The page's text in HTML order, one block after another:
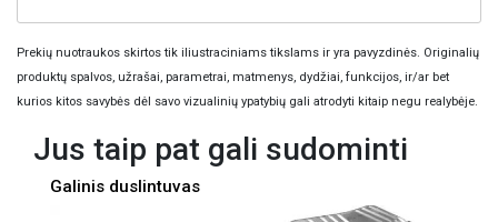
Prekių nuotraukos skirtos tik iliustraciniams tikslams ir yra pavyzdinės. Originalių
produktų spalvos, užrašai, parametrai, matmenys, dydžiai, funkcijos, ir/ar bet
kurios kitos savybės dėl savo vizualinių ypatybių gali atrodyti kitaip negu realybėje.
Jus taip pat gali sudominti
Galinis duslintuvas